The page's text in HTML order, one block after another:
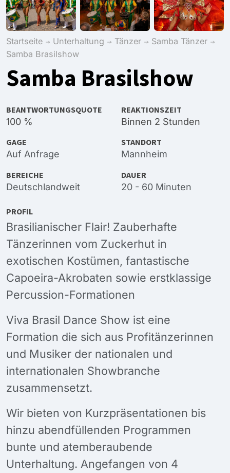
Startseite Unterhaltung Tänzer
Samba Tänzer
Samba Brasilshow
Samba Brasilshow
BEANTWORTUNGSQUOTE
100 %
REAKTIONSZEIT
Binnen 2 Stunden
GAGE
Auf Anfrage
STANDORT
Mannheim
BEREICHE
Deutschlandweit
DAUER
20 - 60 Minuten
PROFIL
Brasilianischer Flair! Zauberhafte
Tänzerinnen vom Zuckerhut in
exotischen Kostümen, fantastische
Capoeira-Akrobaten sowie erstklassige
Percussion-Formationen
Viva Brasil Dance Show ist eine
Formation die sich aus Profitänzerinnen
und Musiker der nationalen und
internationalen Showbranche
zusammensetzt.
Wir bieten von Kurzpräsentationen bis
hinzu abendfüllenden Programmen
bunte und atemberaubende
Unterhaltung. Angefangen von 4